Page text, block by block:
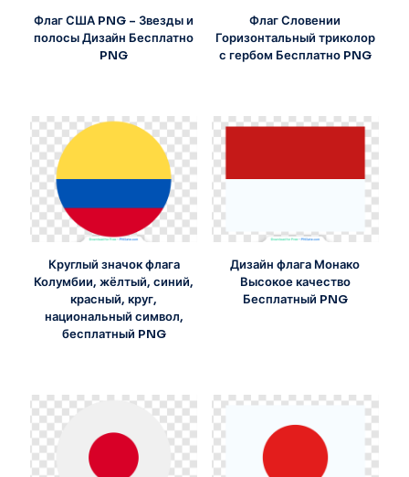
Флаг США PNG – Звезды и
полосы Дизайн Бесплатно
PNG
Флаг Словении
Горизонтальный триколор
с гербом Бесплатно PNG
Круглый значок флага
Колумбии, жёлтый, синий,
красный, круг,
национальный символ,
бесплатный PNG
Дизайн флага Монако
Высокое качество
Бесплатный PNG